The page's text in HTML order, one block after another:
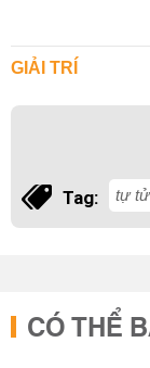
GIẢI TRÍ
Tag: tự tử
CÓ THỂ